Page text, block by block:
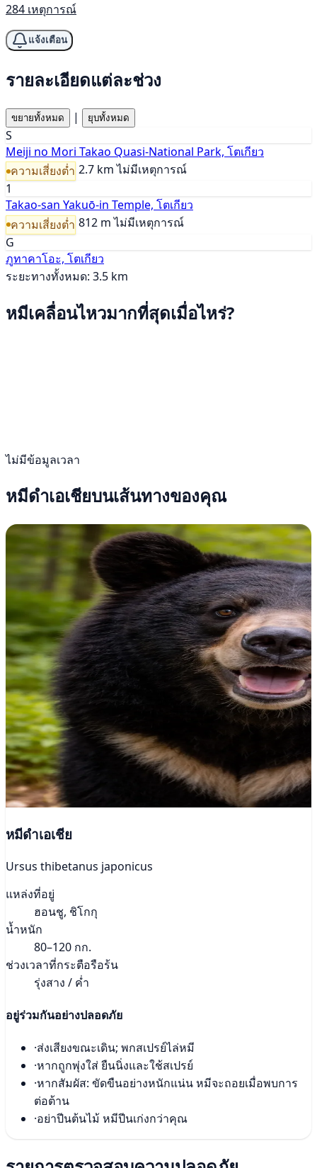
284 เหตุการณ์
แจ้งเตือน
รายละเอียดแต่ละช่วง
ขยายทั้งหมด | ยุบทั้งหมด
S
Meiji no Mori Takao Quasi-National Park, โตเกียว
ความเสี่ยงต่ำ 2.7 km ไม่มีเหตุการณ์
1
Takao-san Yakuō-in Temple, โตเกียว
ความเสี่ยงต่ำ 812 m ไม่มีเหตุการณ์
G
ภูทาคาโอะ, โตเกียว
ระยะทางทั้งหมด: 3.5 km
หมีเคลื่อนไหวมากที่สุดเมื่อไหร่?
ไม่มีข้อมูลเวลา
หมีดำเอเชียบนเส้นทางของคุณ
หมีดำเอเชีย
Ursus thibetanus japonicus
แหล่งที่อยู่
ฮอนชู, ชิโกกุ
น้ำหนัก
80–120 กก.
ช่วงเวลาที่กระตือรือร้น
รุ่งสาง / ค่ำ
อยู่ร่วมกันอย่างปลอดภัย
·ส่งเสียงขณะเดิน; พกสเปรย์ไล่หมี
·หากถูกพุ่งใส่ ยืนนิ่งและใช้สเปรย์
·หากสัมผัส: ขัดขืนอย่างหนักแน่น หมีจะถอยเมื่อพบการ
ต่อต้าน
·อย่าปีนต้นไม้ หมีปีนเก่งกว่าคุณ